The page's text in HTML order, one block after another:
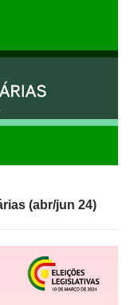
(abr/jun 24)